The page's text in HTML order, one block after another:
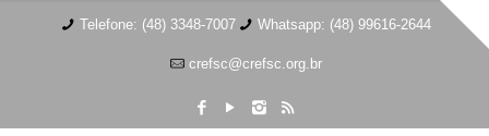
Telefone: (48) 3348-7007 Whatsapp: (48) 99616-2644
crefsc@crefsc.org.br